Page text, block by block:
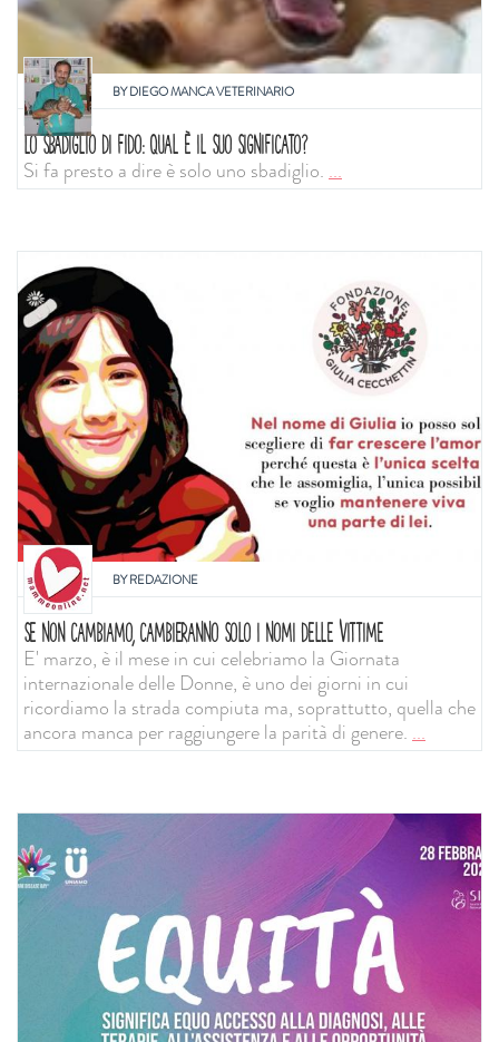
BYDIEGO MANCA VETERINARIO
LO SBADIGLIO DI FIDO: QUAL È IL SUO SIGNIFICATO?
Si fa presto a dire è solo uno sbadiglio....
BYREDAZIONE
SE NON CAMBIAMO, CAMBIERANNO SOLO I NOMI DELLE VITTIME
E' marzo, è il mese in cui celebriamo la Giornata
internazionale delle Donne, è uno dei giorni in cui
ricordiamo la strada compiuta ma, soprattutto, quella che
ancora manca per raggiungere la parità di genere. ...